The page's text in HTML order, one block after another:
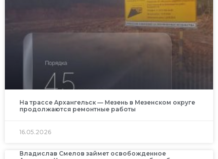
На трассе Архангельск — Мезень в Мезенском округе
продолжаются ремонтные работы
16.05.2026
Владислав Смелов займет освобожденное